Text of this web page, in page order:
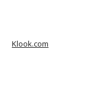
Klook.com